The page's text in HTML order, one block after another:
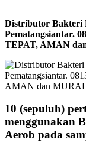
Distributor Bakteri
Pematangsiantar.
TEPAT, AMAN
10 (sepuluh)
menggunakan
Aerob pada